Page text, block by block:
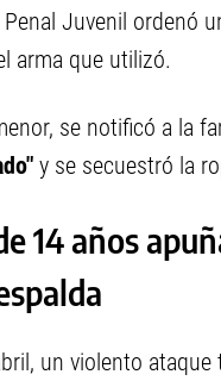
Juvenil ordenó
arma que utilizó.
se notificó a la
y se secuestró la
14 años
un violento